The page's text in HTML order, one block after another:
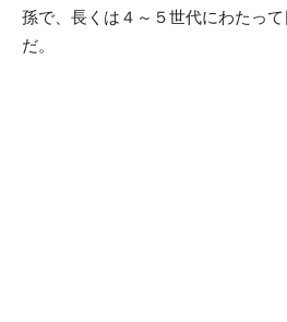
孫で、長くは４～５世代にわたっ
だ。